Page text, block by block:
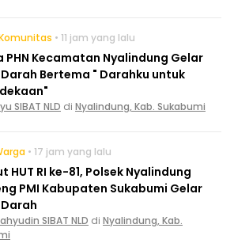
• 11 jam yang lalu
PHN Kecamatan Nyalindung Gelar
Bertema " Darahku untuk
SIBAT NLD di Nyalindung, Kab. Sukabumi
• 17 jam yang lalu
HUT RI ke-81, Polsek Nyalindung
PMI Kabupaten Sukabumi Gelar
SIBAT NLD di Nyalindung, Kab.